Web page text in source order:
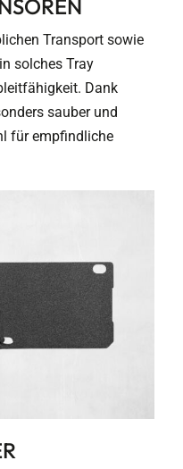
Transport sowie
solches Tray
Dank
sauber und
für empfindliche